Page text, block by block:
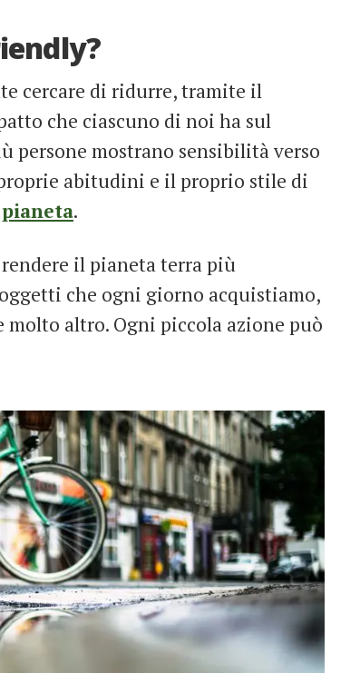
cercare di ridurre, tramite il
che ciascuno di noi ha sul
persone mostrano sensibilità verso
abitudini e il proprio stile di
.
il pianeta terra più
che ogni giorno acquistiamo,
altro. Ogni piccola azione può